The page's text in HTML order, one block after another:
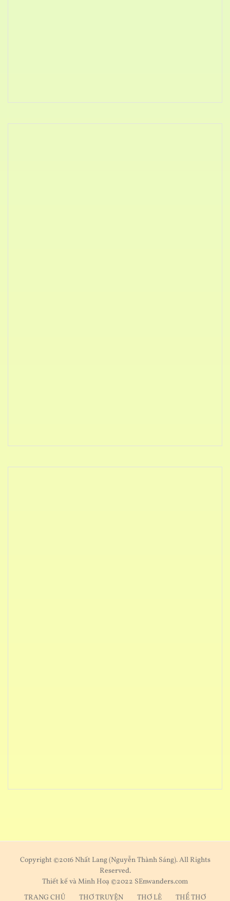
Copyright ©2016 Nhất Lang (Nguyễn Thành Sáng). All Rights
Reserved.
Thiết kế và Minh Hoạ ©2022 SEnwanders.com
TRANG CHỦ
THƠ TRUYỆN THƠ LẺ THỂ THƠ